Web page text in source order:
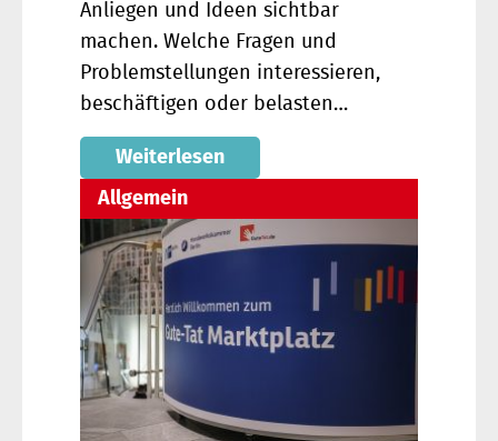
Anliegen und Ideen sichtbar
machen. Welche Fragen und
Problemstellungen interessieren,
beschäftigen oder belasten…
Weiterlesen
Allgemein